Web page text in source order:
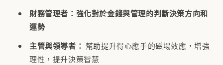
財務管理者 ： 強化對於金錢與管理的判斷決策方向和
運勢
主管與領導者： 幫助提升得心應手的磁場效應，增強
理性，提升決策智慧